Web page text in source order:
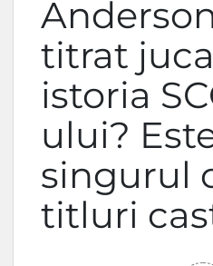
titrat
istoria
ului?
singurul
titluri